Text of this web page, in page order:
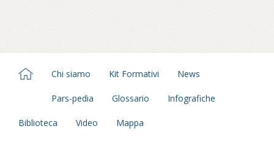
Chi siamo Kit Formativi News
Pars-pedia Glossario Infografiche
Biblioteca Video Mappa